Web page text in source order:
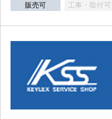
販売可 工事・取付可